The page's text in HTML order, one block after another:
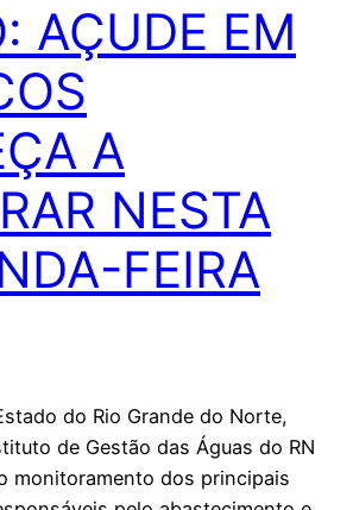
AÇUDE EM
A
NESTA
FEIRA
do Rio Grande do Norte,
de Gestão das Águas do RN
monitoramento dos principais